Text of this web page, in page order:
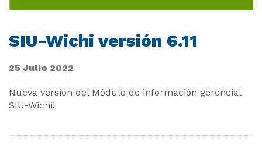
SIU-Wichi versión 6.11
25 Julio 2022
Nueva versión del Módulo de información gerencial
SIU-Wichi!